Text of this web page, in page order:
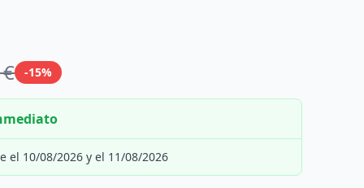
-15%
el 10/08/2026 y el 11/08/2026